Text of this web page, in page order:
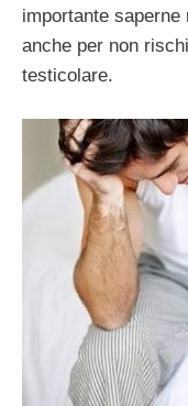
importante
anche per non
testicolare.